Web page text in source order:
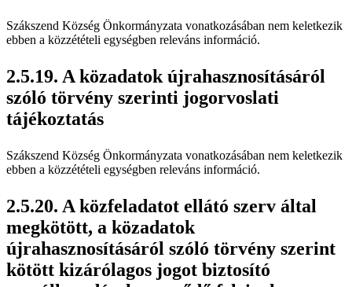
Szákszend Község Önkormányzata vonatkozásában nem keletkezik
ebben a közzétételi egységben releváns információ.
A közadatok újrahasznosításáról
szóló törvény szerinti jogorvoslati
tájékoztatás
Szákszend Község Önkormányzata vonatkozásában nem keletkezik
ebben a közzétételi egységben releváns információ.
A közfeladatot ellátó szerv által
megkötött, a közadatok
újrahasznosításáról szóló törvény szerint
kötött kizárólagos jogot biztosító